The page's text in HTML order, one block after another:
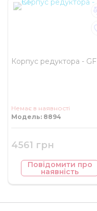
Корпус редуктора - GF
Немає в наявності
Модель: 8894
4561 грн
Повідомити про
наявність